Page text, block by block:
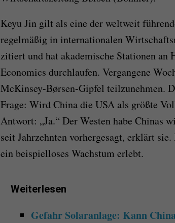
Keyu Jin gilt als eine der weltweit
regelmäßig in internationalen
zitiert und hat akademische Stationen an
Economics durchlaufen. Vergangene
McKinsey-Børsen-Gipfel teilzunehmen.
Frage: Wird China die USA als größte
Antwort: „Ja.“ Der Westen habe Chinas
seit Jahrzehnten vorhergesagt, erklärt
ein beispielloses Wachstum erlebt.
Weiterlesen
Gefahr Solaranlage: Kann